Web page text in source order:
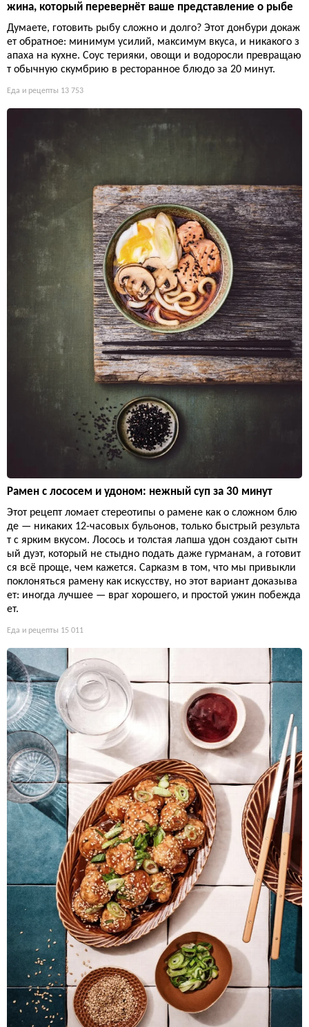
жина, который перевернёт ваше представление о рыбе
Думаете, готовить рыбу сложно и долго? Этот донбури докаж
ет обратное: минимум усилий, максимум вкуса, и никакого з
апаха на кухне. Соус терияки, овощи и водоросли превращаю
т обычную скумбрию в ресторанное блюдо за 20 минут.
Еда и рецепты 13 753
Рамен с лососем и удоном: нежный суп за 30 минут
Этот рецепт ломает стереотипы о рамене как о сложном блю
де — никаких 12-часовых бульонов, только быстрый результа
т с ярким вкусом. Лосось и толстая лапша удон создают сытн
ый дуэт, который не стыдно подать даже гурманам, а готовит
ся всё проще, чем кажется. Сарказм в том, что мы привыкли
поклоняться рамену как искусству, но этот вариант доказыва
ет: иногда лучшее — враг хорошего, и простой ужин побежда
ет.
Еда и рецепты 15 011